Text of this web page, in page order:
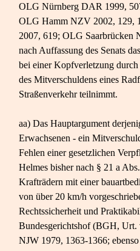
OLG Nürnberg DAR 1999,
OLG Hamm NZV 2002, 129,
2007, 619; OLG Saarbrücken
nach Auffassung des Senats
bei einer Kopfverletzung
des Mitverschuldens eines
Straßenverkehr teilnimmt.
aa) Das Hauptargument
Erwachsenen - ein
Fehlen einer gesetzlichen
Helmes bisher nach § 21 a
Krafträdern mit einer
von über 20 km/h
Rechtssicherheit und
Bundesgerichtshof (BGH,
NJW 1979, 1363-​1366;